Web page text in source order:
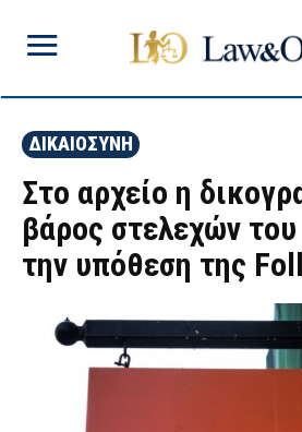
ΔΙΚΑΙΟΣΥΝΗ
Στο αρχείο η
βάρος στελεχών
την υπόθεση της